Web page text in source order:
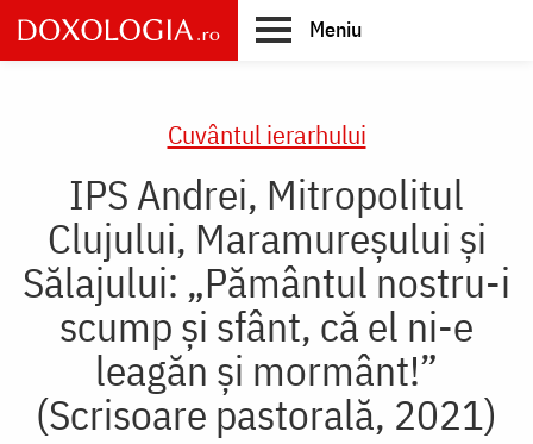
Skip
to
main
Meniu
Cuvântul ierarhului
IPS Andrei, Mitropolitul
Clujului, Maramureșului și
Sălajului: „Pământul nostru-i
scump și sfânt, că el ni-e
leagăn și mormânt!”
(Scrisoare pastorală, 2021)